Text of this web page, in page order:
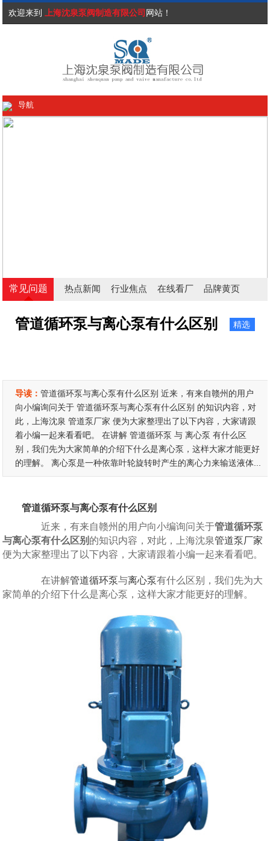
欢迎来到 上海沈泉泵阀制造有限公司 网站！
导航
常见问题 热点新闻 行业焦点 在线看厂 品牌黄页
管道循环泵与离心泵有什么区别 精选
导读：管道循环泵与离心泵有什么区别 近来，有来自赣州的用户
向小编询问关于 管道循环泵与离心泵有什么区别 的知识内容，对
此，上海沈泉 管道泵厂家 便为大家整理出了以下内容，大家请跟
着小编一起来看看吧。 在讲解 管道循环泵 与 离心泵 有什么区
别，我们先为大家简单的介绍下什么是离心泵，这样大家才能更好
的理解。 离心泵是一种依靠叶轮旋转时产生的离心力来输送液体...
管道循环泵与离心泵有什么区别
近来，有来自赣州的用户向小编询问关于管道循环泵
与离心泵有什么区别 的知识内容，对此，上海沈泉管道泵厂家
便为大家整理出了以下内容，大家请跟着小编一起来看看吧。
在讲解管道循环泵与离心泵有什么区别，我们先为大
家简单的介绍下什么是离心泵，这样大家才能更好的理解。